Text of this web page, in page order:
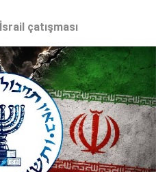
çatışması